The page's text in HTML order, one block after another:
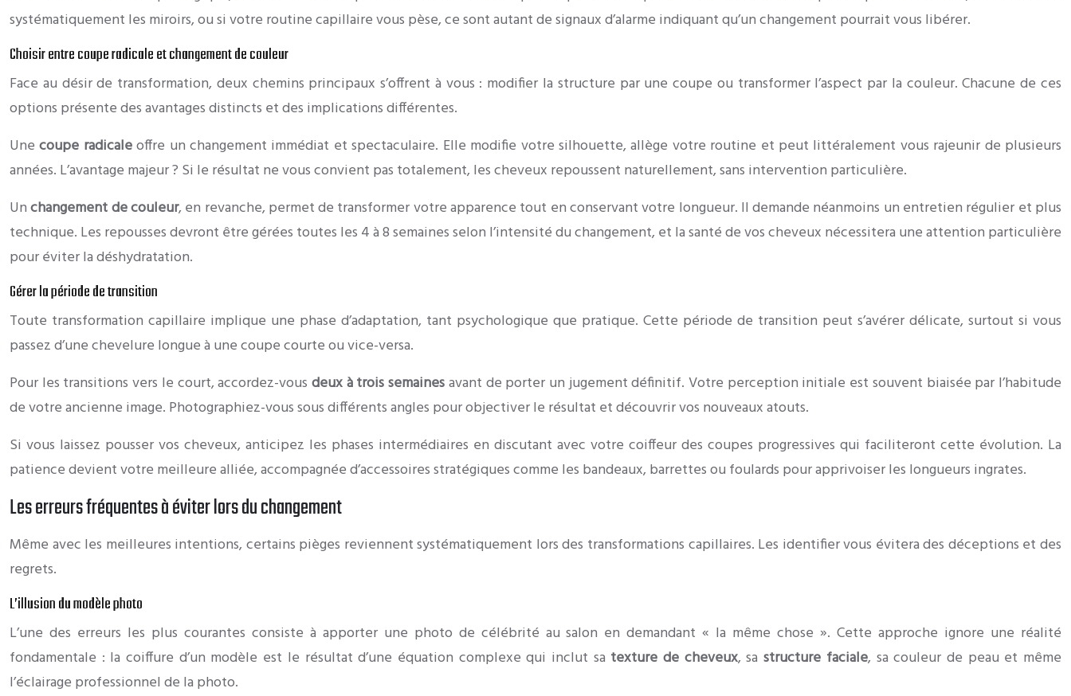
systématiquement les miroirs, ou si votre routine capillaire vous pèse, ce sont autant de signaux d’alarme indiquant qu’un changement pourrait vous libérer.
Choisir entre coupe radicale et changement de couleur
Face au désir de transformation, deux chemins principaux s’offrent à vous : modifier la structure par une coupe ou transformer l’aspect par la couleur. Chacune de ces
options présente des avantages distincts et des implications différentes.
Unecoupe radicaleoffre un changement immédiat et spectaculaire. Elle modifie votre silhouette, allège votre routine et peut littéralement vous rajeunir de plusieurs
années. L’avantage majeur ? Si le résultat ne vous convient pas totalement, les cheveux repoussent naturellement, sans intervention particulière.
Unchangement de couleur, en revanche, permet de transformer votre apparence tout en conservant votre longueur. Il demande néanmoins un entretien régulier et plus
technique. Les repousses devront être gérées toutes les 4 à 8 semaines selon l’intensité du changement, et la santé de vos cheveux nécessitera une attention particulière
pour éviter la déshydratation.
Gérer la période de transition
Toute transformation capillaire implique une phase d’adaptation, tant psychologique que pratique. Cette période de transition peut s’avérer délicate, surtout si vous
passez d’une chevelure longue à une coupe courte ou vice-versa.
Pour les transitions vers le court, accordez-vous deux à trois semainesavant de porter un jugement définitif. Votre perception initiale est souvent biaisée par l’habitude
de votre ancienne image. Photographiez-vous sous différents angles pour objectiver le résultat et découvrir vos nouveaux atouts.
Si vous laissez pousser vos cheveux, anticipez les phases intermédiaires en discutant avec votre coiffeur des coupes progressives qui faciliteront cette évolution. La
patience devient votre meilleure alliée, accompagnée d’accessoires stratégiques comme les bandeaux, barrettes ou foulards pour apprivoiser les longueurs ingrates.
Les erreurs fréquentes à éviter lors du changement
Même avec les meilleures intentions, certains pièges reviennent systématiquement lors des transformations capillaires. Les identifier vous évitera des déceptions et des
regrets.
L’illusion du modèle photo
L’une des erreurs les plus courantes consiste à apporter une photo de célébrité au salon en demandant « la même chose ». Cette approche ignore une réalité
fondamentale : la coiffure d’un modèle est le résultat d’une équation complexe qui inclut sa texture de cheveux, sastructure faciale, sa couleur de peau et même
l’éclairage professionnel de la photo.